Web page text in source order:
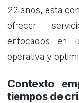
22 años, esta
ofrecer
enfocados en
operativa y
Contexto
tiempos de